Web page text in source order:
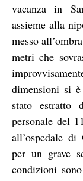
vacanza in
assieme alla
messo
metri che
dimensioni si è
stato
personale del
all’ospedale
per un grave
condizioni